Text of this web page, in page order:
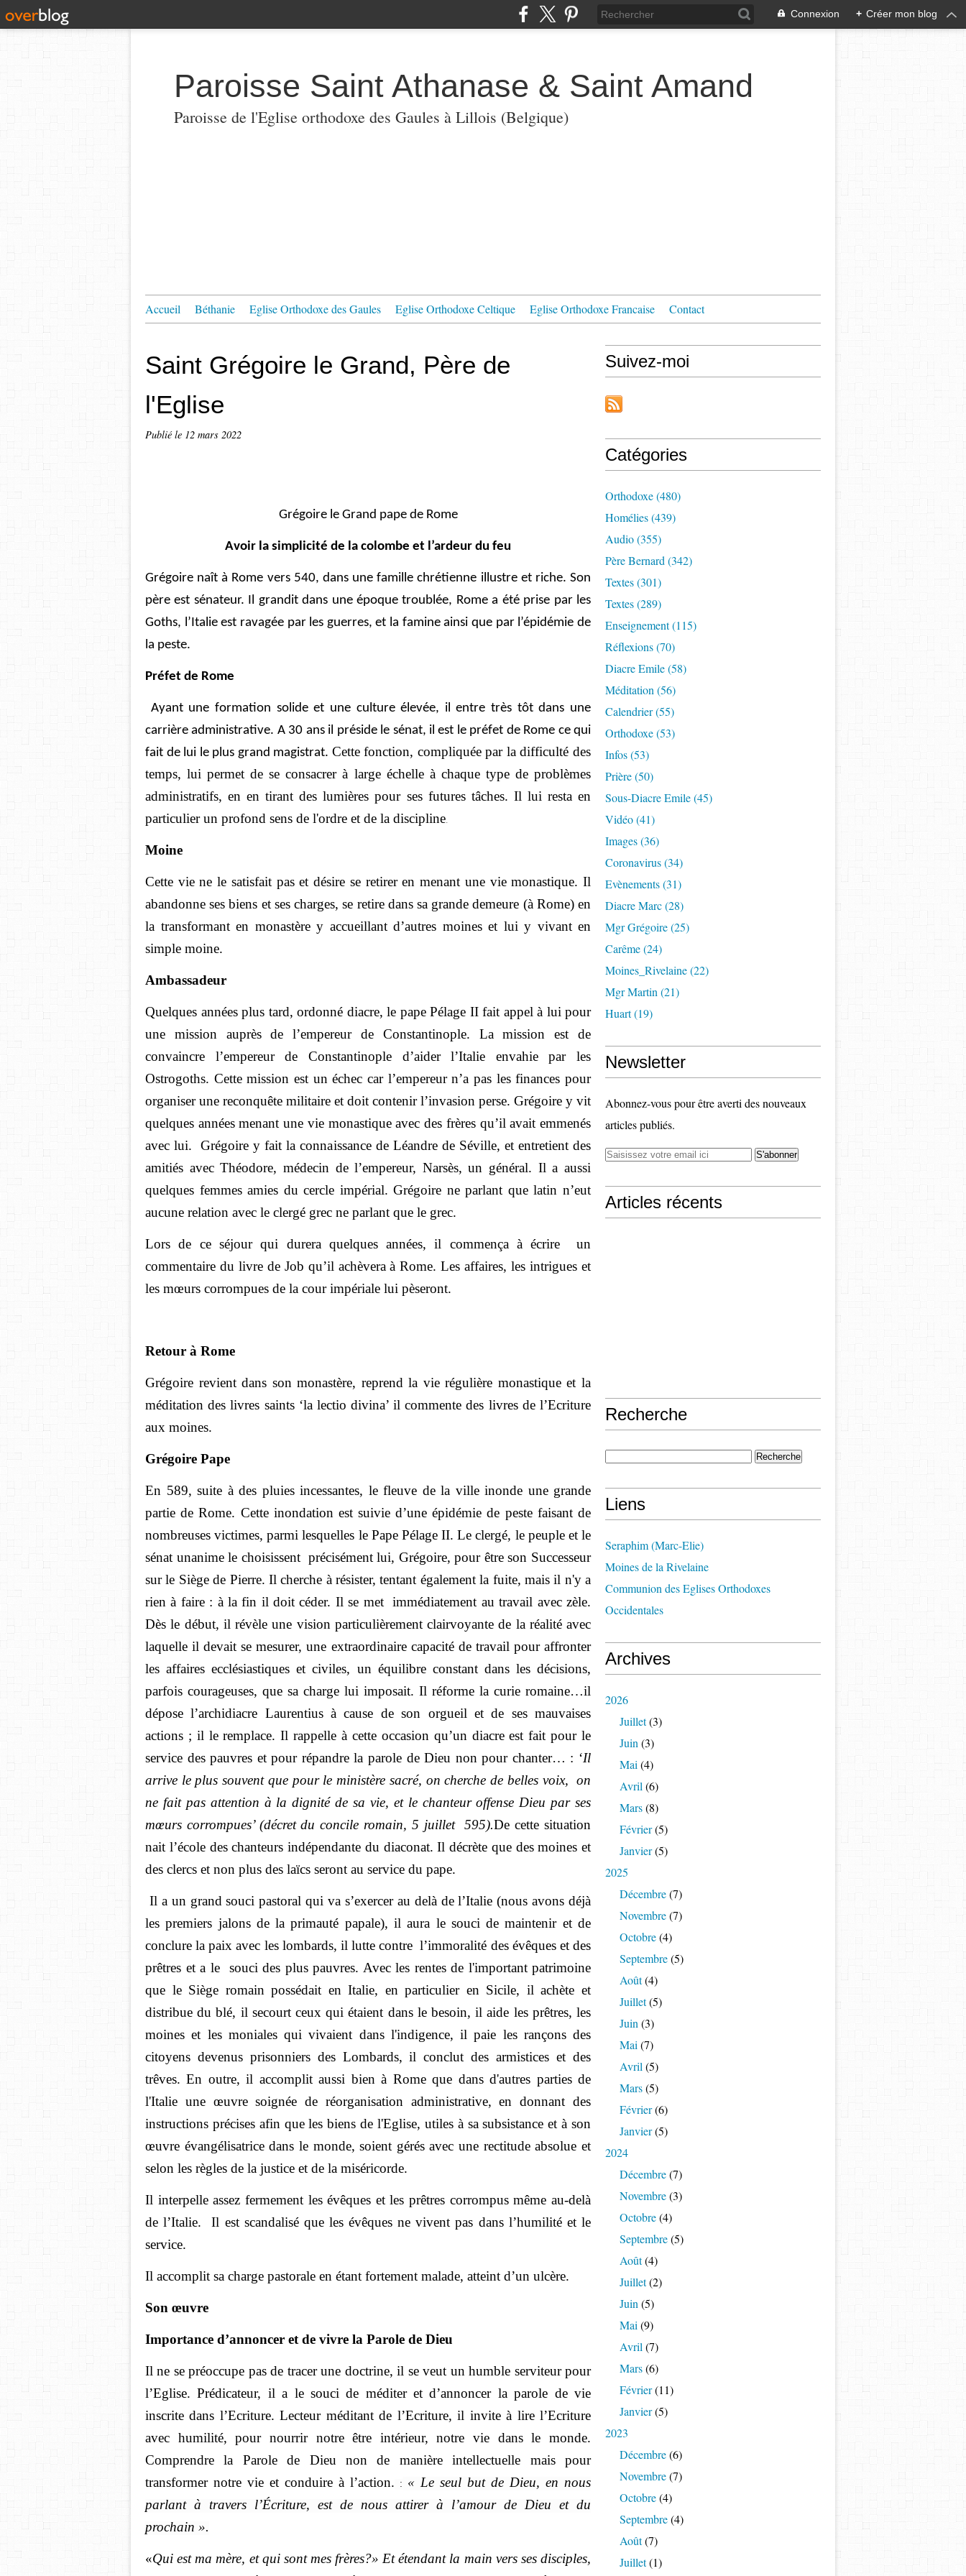
Connexion + Créer mon blog
Paroisse Saint Athanase & Saint Amand
Paroisse de l'Eglise orthodoxe des Gaules à Lillois (Belgique)
Accueil Béthanie Eglise Orthodoxe des Gaules Eglise Orthodoxe Celtique Eglise Orthodoxe Francaise Contact
Saint Grégoire le Grand, Père de
l'Eglise
Publié le 12 mars 2022
Grégoire le Grand pape de Rome
Avoir la simplicité de la colombe et l’ardeur du feu
Grégoire naît à Rome vers 540, dans une famille chrétienne illustre et riche. Son
père est sénateur. Il grandit dans une époque troublée, Rome a été prise par les
Goths, l’Italie est ravagée par les guerres, et la famine ainsi que par l’épidémie de
la peste.
Préfet de Rome
Ayant une formation solide et une culture élevée, il entre très tôt dans une
carrière administrative. A 30 ans il préside le sénat, il est le préfet de Rome ce qui
fait de lui le plus grand magistrat. Cette fonction, compliquée par la difficulté des
temps, lui permet de se consacrer à large échelle à chaque type de problèmes
administratifs, en en tirant des lumières pour ses futures tâches. Il lui resta en
particulier un profond sens de l'ordre et de la discipline.
Moine
Cette vie ne le satisfait pas et désire se retirer en menant une vie monastique. Il
abandonne ses biens et ses charges, se retire dans sa grande demeure (à Rome) en
la transformant en monastère y accueillant d’autres moines et lui y vivant en
simple moine.
Ambassadeur
Quelques années plus tard, ordonné diacre, le pape Pélage II fait appel à lui pour
une mission auprès de l’empereur de Constantinople. La mission est de
convaincre l’empereur de Constantinople d’aider l’Italie envahie par les
Ostrogoths. Cette mission est un échec car l’empereur n’a pas les finances pour
organiser une reconquête militaire et doit contenir l’invasion perse. Grégoire y vit
quelques années menant une vie monastique avec des frères qu’il avait emmenés
avec lui. Grégoire y fait la connaissance de Léandre de Séville, et entretient des
amitiés avec Théodore, médecin de l’empereur, Narsès, un général. Il a aussi
quelques femmes amies du cercle impérial. Grégoire ne parlant que latin n’eut
aucune relation avec le clergé grec ne parlant que le grec.
Lors de ce séjour qui durera quelques années, il commença à écrire un
commentaire du livre de Job qu’il achèvera à Rome. Les affaires, les intrigues et
les mœurs corrompues de la cour impériale lui pèseront.
Retour à Rome
Grégoire revient dans son monastère, reprend la vie régulière monastique et la
méditation des livres saints ‘la lectio divina’ il commente des livres de l’Ecriture
aux moines.
Grégoire Pape
En 589, suite à des pluies incessantes, le fleuve de la ville inonde une grande
partie de Rome. Cette inondation est suivie d’une épidémie de peste faisant de
nombreuses victimes, parmi lesquelles le Pape Pélage II. Le clergé, le peuple et le
sénat unanime le choisissent précisément lui, Grégoire, pour être son Successeur
sur le Siège de Pierre. Il cherche à résister, tentant également la fuite, mais il n'y a
rien à faire : à la fin il doit céder. Il se met immédiatement au travail avec zèle.
Dès le début, il révèle une vision particulièrement clairvoyante de la réalité avec
laquelle il devait se mesurer, une extraordinaire capacité de travail pour affronter
les affaires ecclésiastiques et civiles, un équilibre constant dans les décisions,
parfois courageuses, que sa charge lui imposait. Il réforme la curie romaine…il
dépose l’archidiacre Laurentius à cause de son orgueil et de ses mauvaises
actions ; il le remplace. Il rappelle à cette occasion qu’un diacre est fait pour le
service des pauvres et pour répandre la parole de Dieu non pour chanter… : ‘Il
arrive le plus souvent que pour le ministère sacré, on cherche de belles voix, on
ne fait pas attention à la dignité de sa vie, et le chanteur offense Dieu par ses
mœurs corrompues’ (décret du concile romain, 5 juillet 595).De cette situation
nait l’école des chanteurs indépendante du diaconat. Il décrète que des moines et
des clercs et non plus des laïcs seront au service du pape.
Il a un grand souci pastoral qui va s’exercer au delà de l’Italie (nous avons déjà
les premiers jalons de la primauté papale), il aura le souci de maintenir et de
conclure la paix avec les lombards, il lutte contre l’immoralité des évêques et des
prêtres et a le souci des plus pauvres. Avec les rentes de l'important patrimoine
que le Siège romain possédait en Italie, en particulier en Sicile, il achète et
distribue du blé, il secourt ceux qui étaient dans le besoin, il aide les prêtres, les
moines et les moniales qui vivaient dans l'indigence, il paie les rançons des
citoyens devenus prisonniers des Lombards, il conclut des armistices et des
trêves. En outre, il accomplit aussi bien à Rome que dans d'autres parties de
l'Italie une œuvre soignée de réorganisation administrative, en donnant des
instructions précises afin que les biens de l'Eglise, utiles à sa subsistance et à son
œuvre évangélisatrice dans le monde, soient gérés avec une rectitude absolue et
selon les règles de la justice et de la miséricorde.
Il interpelle assez fermement les évêques et les prêtres corrompus même au-delà
de l’Italie. Il est scandalisé que les évêques ne vivent pas dans l’humilité et le
service.
Il accomplit sa charge pastorale en étant fortement malade, atteint d’un ulcère.
Son œuvre
Importance d’annoncer et de vivre la Parole de Dieu
Il ne se préoccupe pas de tracer une doctrine, il se veut un humble serviteur pour
l’Eglise. Prédicateur, il a le souci de méditer et d’annoncer la parole de vie
inscrite dans l’Ecriture. Lecteur méditant de l’Ecriture, il invite à lire l’Ecriture
avec humilité, pour nourrir notre être intérieur, notre vie dans le monde.
Comprendre la Parole de Dieu non de manière intellectuelle mais pour
transformer notre vie et conduire à l’action. : « Le seul but de Dieu, en nous
parlant à travers l’Écriture, est de nous attirer à l’amour de Dieu et du
prochain ».
«Qui est ma mère, et qui sont mes frères?» Et étendant la main vers ses disciples,
Suivez-moi
Catégories
Orthodoxe (480)
Homélies (439)
Audio (355)
Père Bernard (342)
Textes (301)
Textes (289)
Enseignement (115)
Réflexions (70)
Diacre Emile (58)
Méditation (56)
Calendrier (55)
Orthodoxe (53)
Infos (53)
Prière (50)
Sous-Diacre Emile (45)
Vidéo (41)
Images (36)
Coronavirus (34)
Evènements (31)
Diacre Marc (28)
Mgr Grégoire (25)
Carême (24)
Moines_Rivelaine (22)
Mgr Martin (21)
Huart (19)
Newsletter
Abonnez-vous pour être averti des nouveaux
articles publiés.
Articles récents
Recherche
Liens
Seraphim (Marc-Elie)
Moines de la Rivelaine
Communion des Eglises Orthodoxes
Occidentales
Archives
2026
Juillet(3)
Juin (3)
Mai (4)
Avril (6)
Mars(8)
Février(5)
Janvier(5)
2025
Décembre(7)
Novembre(7)
Octobre(4)
Septembre(5)
Août(4)
Juillet(5)
Juin (3)
Mai (7)
Avril (5)
Mars(5)
Février(6)
Janvier(5)
2024
Décembre(7)
Novembre(3)
Octobre(4)
Septembre(5)
Août(4)
Juillet(2)
Juin (5)
Mai (9)
Avril (7)
Mars(6)
Février(11)
Janvier(5)
2023
Décembre(6)
Novembre(7)
Octobre(4)
Septembre(4)
Août(7)
Juillet(1)